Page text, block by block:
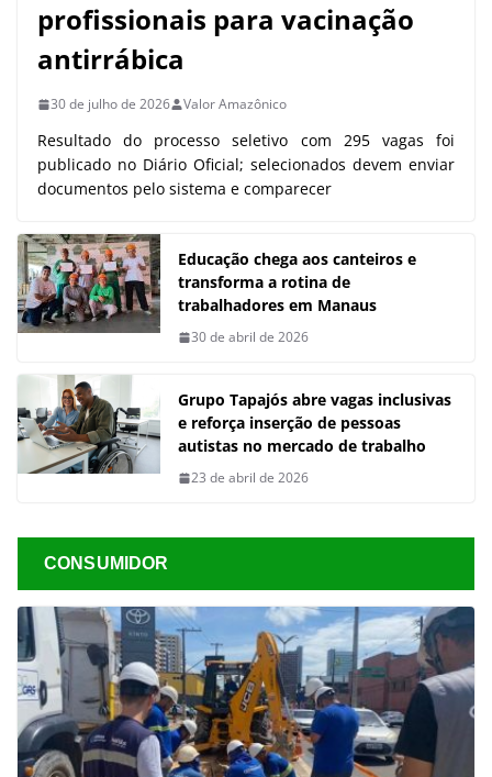
profissionais para vacinação
antirrábica
30 de julho de 2026 Valor Amazônico
Resultado do processo seletivo com 295 vagas foi
publicado no Diário Oficial; selecionados devem enviar
documentos pelo sistema e comparecer
Educação chega aos canteiros e
transforma a rotina de
trabalhadores em Manaus
30 de abril de 2026
Grupo Tapajós abre vagas inclusivas
e reforça inserção de pessoas
autistas no mercado de trabalho
23 de abril de 2026
CONSUMIDOR